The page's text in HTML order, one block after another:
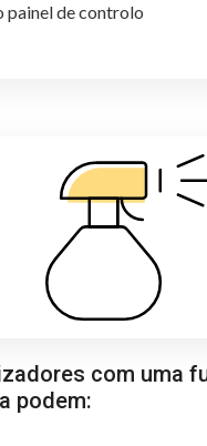
painel de controlo
com uma
podem: